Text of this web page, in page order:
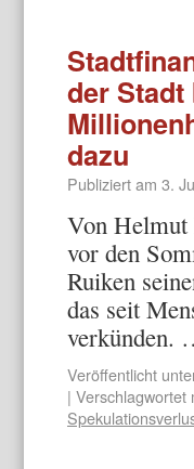
der
dazu
Publiziert am 3.
Von Helmut
vor den
Ruiken
das seit
verkünden.
Veröffentlicht
| Verschlagwortet